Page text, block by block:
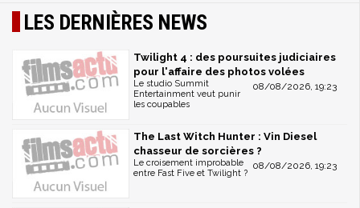
LES DERNIÈRES NEWS
Twilight 4 : des poursuites judiciaires
pour l'affaire des photos volées
08/08/2026, 19:23
Le studio Summit
Entertainment veut punir
les coupables
The Last Witch Hunter : Vin Diesel
chasseur de sorcières ?
08/08/2026, 19:23
Le croisement improbable
entre Fast Five et Twilight ?